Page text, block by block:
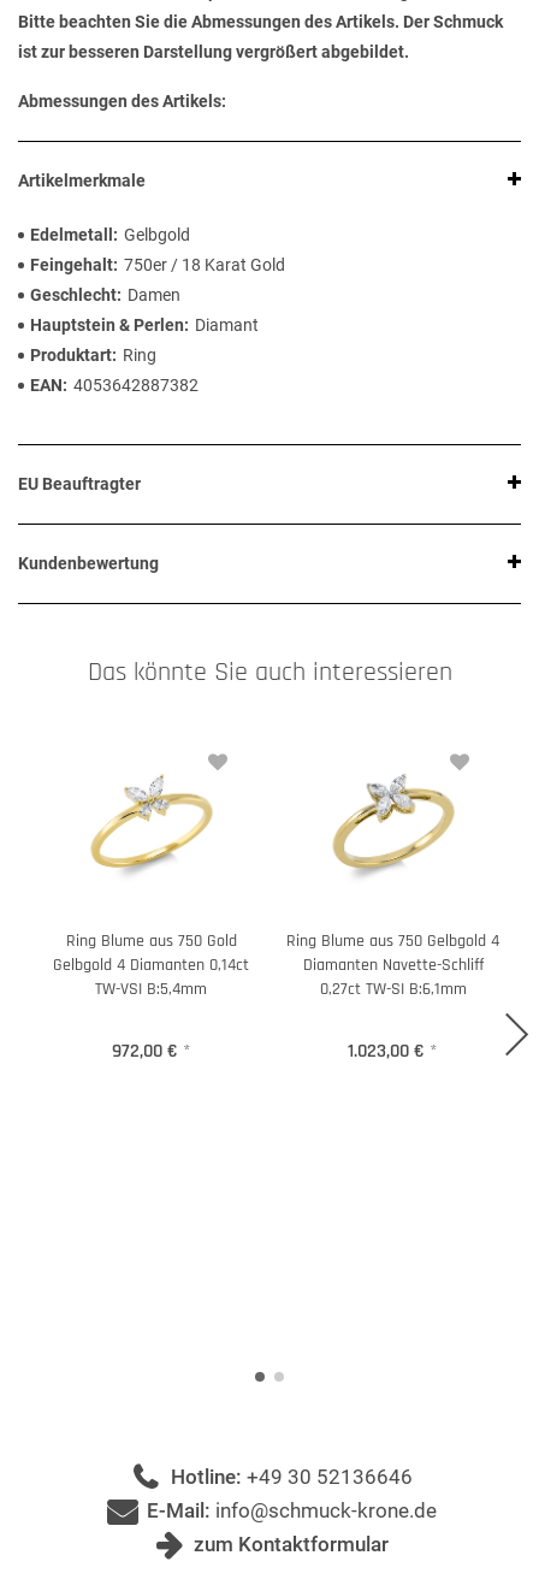
Bitte beachten Sie die Abmessungen des Artikels. Der Schmuck
ist zur besseren Darstellung vergrößert abgebildet.
Abmessungen des Artikels:
Artikelmerkmale
Edelmetall
Gelbgold
Feingehalt 750er / 18 Karat Gold
Geschlecht
Damen
Hauptstein & Perlen
Diamant
Produktart
Ring
EAN
4053642887382
EU Beauftragter
Kundenbewertung
Das könnte Sie auch interessieren
Ring Blume aus 750 Gold
Gelbgold 4 Diamanten 0,14ct
TW-VSI B:5,4mm
972,00 € *
Ring Blume aus 750 Gelbgold 4
Diamanten Navette-Schliff
0,27ct TW-SI B:6,1mm
1.023,00 € *
Hotline: +49 30 52136646
E-Mail: info@schmuck-krone.de
zum Kontaktformular